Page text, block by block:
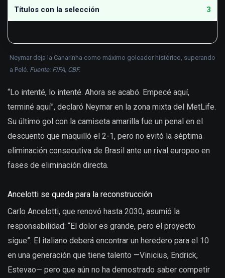
Títulos con la selección 3
Neymar deja la Canarinha como máximo goleador histórico, superando
a Pelé. Fuente: FIFA, CBF.
“Lo intenté, lo intenté. Ahora se acabó. Empecé aquí,
terminé aquí”, declaró Neymar en la zona mixta del MetLife.
Su último gol con la camiseta amarilla fue un penal en el
descuento que maquilló el 2-1, pero no evitó la séptima
eliminación consecutiva de Brasil ante un rival europeo en
fases de eliminación directa.
Ancelotti se queda para la reconstrucción
Carlo Ancelotti, que renovó hasta 2030, asumió la
responsabilidad: “El dolor es grande, pero el proyecto
sigue”. El italiano deberá encontrar un heredero para el 10
en una generación que tiene talento —Vinicius, Endrick,
Estevao— pero que aún no ha demostrado saber competir